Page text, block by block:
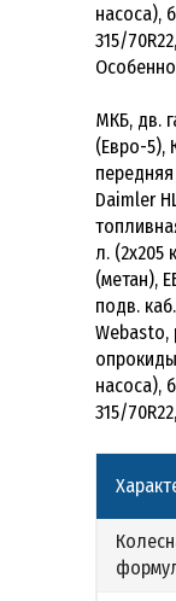
насоса),
315/
МКБ, дв.
(Евро-5),
Daimler
л. (2х205
(метан),
подв.
Webasto,
насоса),
315/